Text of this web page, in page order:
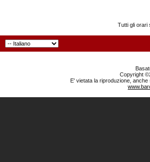
Tutti gli orari
Copyright
E' vietata la riproduzione,